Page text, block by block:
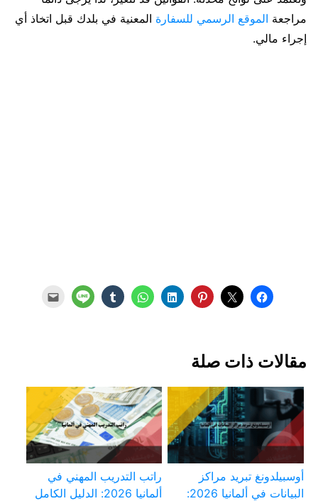
مراجعة الموقع الرسمي للسفارة المعنية في بلدك قبل اتخاذ أي
إجراء مالي.
مقالات ذات صلة
أوسبيلدونغ تبريد مراكز
البيانات في ألمانيا 2026:
راتب التدريب المهني في
ألمانيا 2026: الدليل الكامل